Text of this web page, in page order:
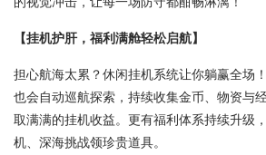
【挂机护肝，福利满舱轻松启航】
担心航海太累？休闲挂机系统让你躺赢全场
也会自动巡航探索，持续收集金币、物资与
取满满的挂机收益。更有福利体系持续升级
机、深海挑战领珍贵道具。